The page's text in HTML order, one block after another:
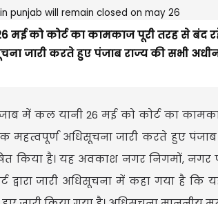
को कोर्ट का कामकाज पूरी तरह से बंद
जारी करते हुए पंजाब राज्य की सभी
में कल यानी 26 मई को कोर्ट का
महत्वपूर्ण अधिसूचना जारी करते हुए
किया है। यह अवकाश नगर निगमों,
द्वारा जारी अधिसूचना में कहा गया है